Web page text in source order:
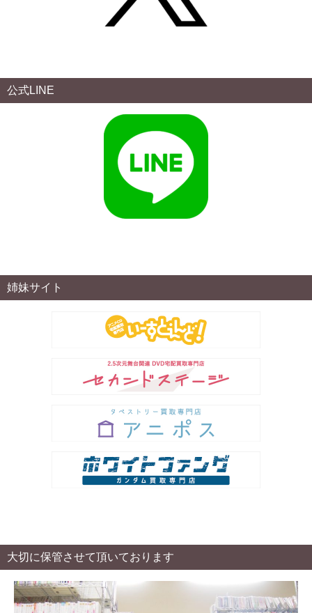
公式LINE
姉妹サイト
大切に保管させて頂いております